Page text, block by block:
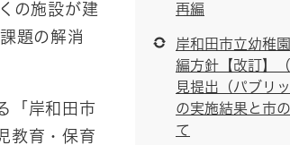
の施設が建
題の解消
「岸和田市
教育・保育
再編
岸和田市立幼稚
編方針【改訂】
見提出（パブリ
の実施結果と市
て